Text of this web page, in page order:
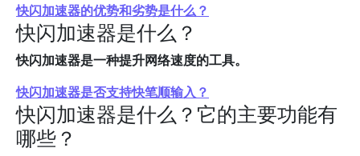
快闪加速器的优势和劣势是什么？
快闪加速器是什么？
快闪加速器是一种提升网络速度的工具。
快闪加速器是否支持快笔顺输入？
快闪加速器是什么？它的主要功能有
哪些？